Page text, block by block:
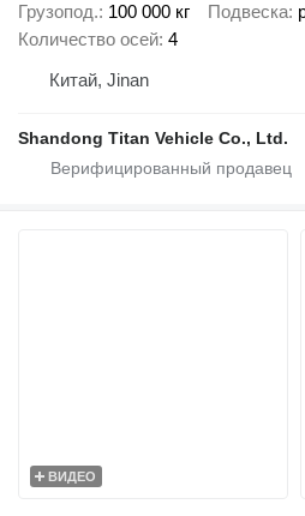
Грузопод. 100 000 кг Подвеска
Количество осей 4
Китай, Jinan
Shandong Titan Vehicle Co., Ltd.
ВИДЕО